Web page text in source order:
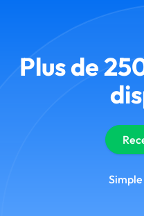
Plus de
Simple